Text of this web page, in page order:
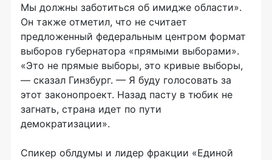
Мы должны заботиться об имидже области».
Он также отметил, что не считает
предложенный федеральным центром формат
выборов губернатора «прямыми выборами».
«Это не прямые выборы, это кривые выборы,
— сказал Гинзбург. — Я буду голосовать за
этот законопроект. Назад пасту в тюбик не
загнать, страна идет по пути
демократизации».
Спикер облдумы и лидер фракции «Единой